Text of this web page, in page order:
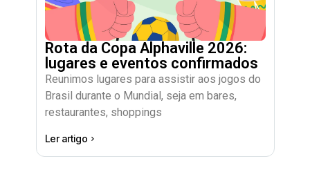
Rota da Copa Alphaville 2026:
lugares e eventos confirmados
Reunimos lugares para assistir aos jogos do
Brasil durante o Mundial, seja em bares,
restaurantes, shoppings
Ler artigo